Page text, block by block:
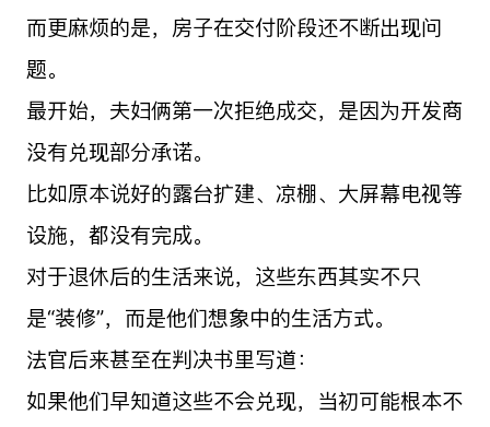
而更麻烦的是，房子在交付阶段还不断出现问
题。
最开始，夫妇俩第一次拒绝成交，是因为开发商
没有兑现部分承诺。
比如原本说好的露台扩建、凉棚、大屏幕电视等
设施，都没有完成。
对于退休后的生活来说，这些东西其实不只
是“装修”，而是他们想象中的生活方式。
法官后来甚至在判决书里写道：
如果他们早知道这些不会兑现，当初可能根本不